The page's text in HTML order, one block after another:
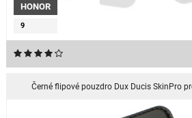
HONOR
9
Černé flipové pouzdro Dux Ducis SkinPro